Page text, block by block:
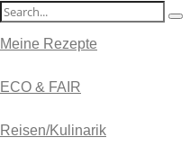
Meine Rezepte
ECO & FAIR
Reisen/Kulinarik